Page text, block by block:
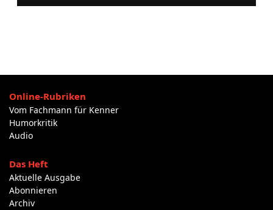
Online-Rubriken
Vom Fachmann für Kenner
Humorkritik
Audio
Das Heft
Aktuelle Ausgabe
Abonnieren
Archiv